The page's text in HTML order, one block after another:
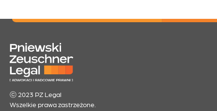
ⓒ 2023 PZ Legal
Wszelkie prawa zastrzeżone.